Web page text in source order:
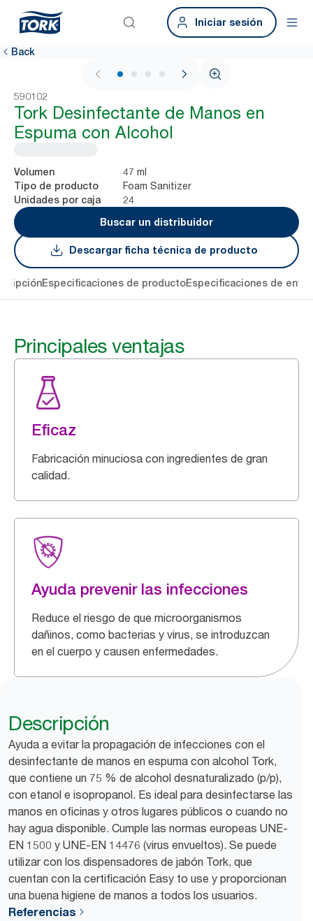
Iniciar sesión
Back
1 / 4
590102
Tork Desinfectante de Manos en
Espuma con Alcohol
Volumen 47 ml
Tipo de producto Foam Sanitizer
Unidades por caja
24
Buscar un distribuidor
Descargar ficha técnica de producto
Especificaciones de productoEspecificaciones de
Principales ventajas
Eficaz
Fabricación minuciosa con ingredientes de gran
calidad.
Ayuda prevenir las infecciones
Reduce el riesgo de que microorganismos
dañinos, como bacterias y virus, se introduzcan
en el cuerpo y causen enfermedades.
Descripción
Ayuda a evitar la propagación de infecciones con el
desinfectante de manos en espuma con alcohol Tork,
que contiene un 75 % de alcohol desnaturalizado (p/p),
con etanol e isopropanol. Es ideal para desinfectarse las
manos en oficinas y otros lugares públicos o cuando no
hay agua disponible. Cumple las normas europeas UNE-
EN 1500 y UNE-EN 14476 (virus envueltos). Se puede
utilizar con los dispensadores de jabón Tork, que
cuentan con la certificación Easy to use y proporcionan
una buena higiene de manos a todos los usuarios.
Referencias